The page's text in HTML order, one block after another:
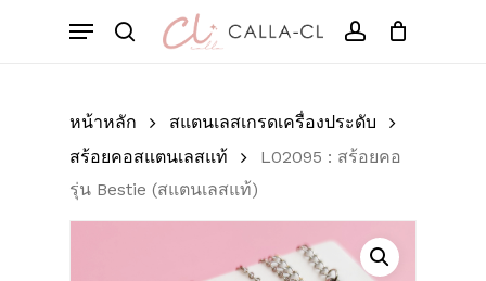
search account
Menu
Cart
หน้าหลัก
สแตนเลสเกรดเครื่องประดับ
สร้อยคอสแตนเลสแท้
L02095 : สร้อยคอ
รุ่น Bestie (สแตนเลสแท้)
มาเป็นคนแรกที่วิจารณ์
Bestie (สแตนเลสแท้)”
อีเมลของคุณจะไม่แสดงให้คนอื่นเห็น
ช่องข้อมูลจำเป็นถูกทำเครื่องหมาย